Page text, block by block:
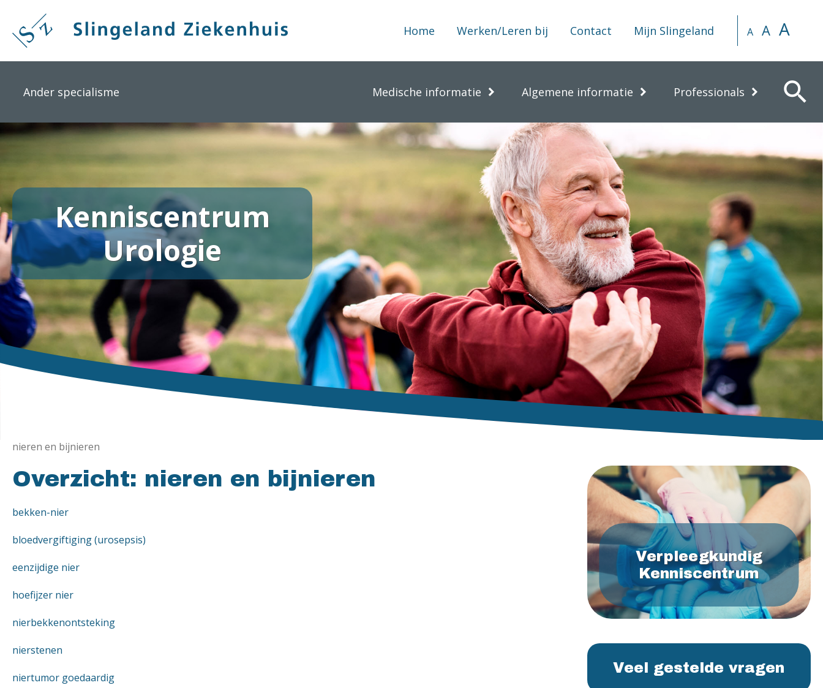
naar
Home Werken/Leren bij Contact Mijn Slingeland A A A
Ander specialisme Medische informatie Algemene informatie Professionals search
Kenniscentrum
Urologie
nieren en bijnieren
Overzicht: nieren en bijnieren
bekken-nier
bloedvergiftiging (urosepsis)
eenzijdige nier
hoefijzer nier
nierbekkenontsteking
nierstenen
niertumor goedaardig
Verpleegkundig
Kenniscentrum
Veel gestelde vragen